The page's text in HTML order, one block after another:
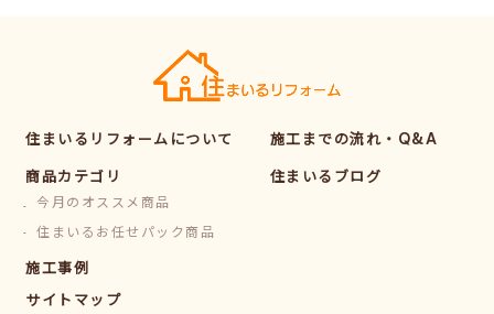
住まいるリフォームについて
商品カテゴリ
今月のオススメ商品
住まいるお任せパック商品
施工事例
施工までの流れ・Q&A
住まいるブログ
サイトマップ